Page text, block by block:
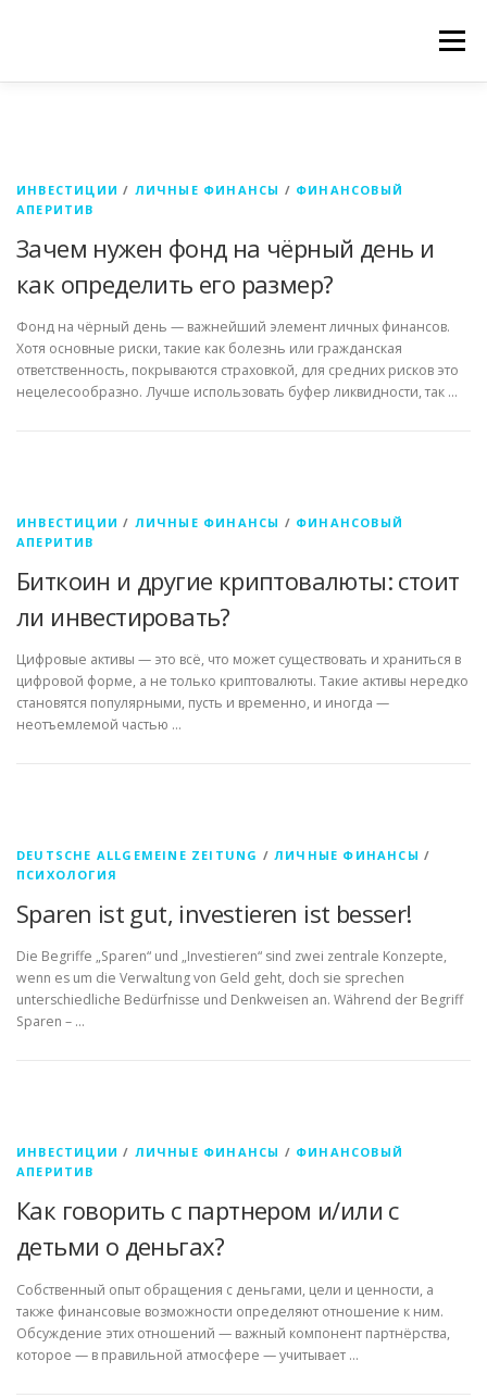
Меню
ИНВЕСТИЦИИ / ЛИЧНЫЕ ФИНАНСЫ / ФИНАНСОВЫЙ
АПЕРИТИВ
Зачем нужен фонд на чёрный день и
как определить его размер?
Фонд на чёрный день — важнейший элемент личных финансов.
Хотя основные риски, такие как болезнь или гражданская
ответственность, покрываются страховкой, для средних рисков это
нецелесообразно. Лучше использовать буфер ликвидности, так …
ИНВЕСТИЦИИ / ЛИЧНЫЕ ФИНАНСЫ / ФИНАНСОВЫЙ
АПЕРИТИВ
Биткоин и другие криптовалюты: стоит
ли инвестировать?
Цифровые активы — это всё, что может существовать и храниться в
цифровой форме, а не только криптовалюты. Такие активы нередко
становятся популярными, пусть и временно, и иногда —
неотъемлемой частью …
DEUTSCHE ALLGEMEINE ZEITUNG /ЛИЧНЫЕ ФИНАНСЫ /
ПСИХОЛОГИЯ
Sparen ist gut, investieren ist besser!
Die Begriffe „Sparen“ und „Investieren“ sind zwei zentrale Konzepte,
wenn es um die Verwaltung von Geld geht, doch sie sprechen
unterschiedliche Bedürfnisse und Denkweisen an. Während der Begriff
Sparen – …
ИНВЕСТИЦИИ / ЛИЧНЫЕ ФИНАНСЫ / ФИНАНСОВЫЙ
АПЕРИТИВ
Как говорить с партнером и/или с
детьми о деньгах?
Собственный опыт обращения с деньгами, цели и ценности, а
также финансовые возможности определяют отношение к ним.
Обсуждение этих отношений — важный компонент партнёрства,
которое — в правильной атмосфере — учитывает …